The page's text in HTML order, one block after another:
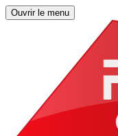
Ouvrir le menu